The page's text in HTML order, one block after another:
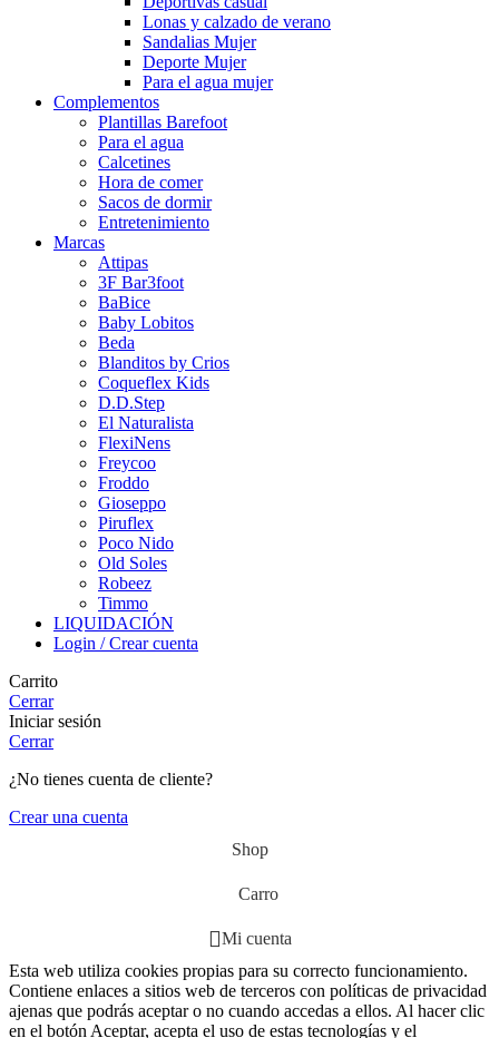
Lonas y calzado de verano
Sandalias Mujer
Deporte Mujer
Para el agua mujer
Complementos
Plantillas Barefoot
Para el agua
Calcetines
Hora de comer
Sacos de dormir
Entretenimiento
Marcas
Attipas
3F Bar3foot
BaBice
Baby Lobitos
Beda
Blanditos by Crios
Coqueflex Kids
D.D.Step
El Naturalista
FlexiNens
Freycoo
Froddo
Gioseppo
Piruflex
Poco Nido
Old Soles
Robeez
Timmo
LIQUIDACIÓN
Login / Crear cuenta
Carrito
Cerrar
Iniciar sesión
Cerrar
¿No tienes cuenta de cliente?
Crear una cuenta
Shop
Carro
Mi cuenta
Esta web utiliza cookies propias para su correcto funcionamiento.
Contiene enlaces a sitios web de terceros con políticas de privacidad
ajenas que podrás aceptar o no cuando accedas a ellos. Al hacer clic
en el botón Aceptar, acepta el uso de estas tecnologías y el